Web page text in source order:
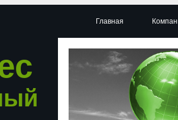
Главная